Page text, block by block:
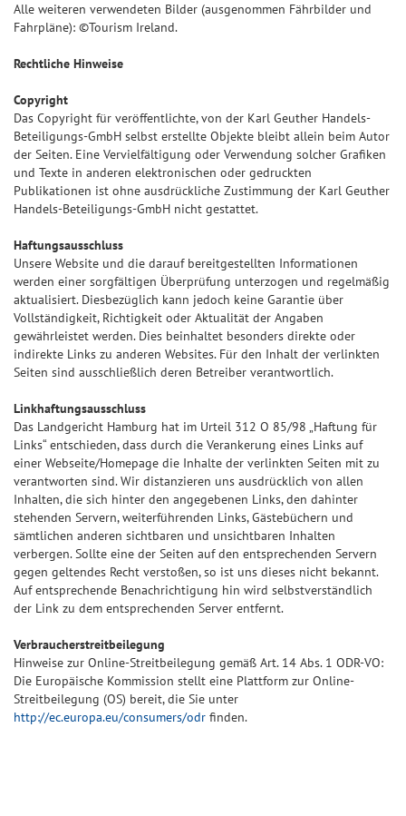
Alle weiteren verwendeten Bilder (ausgenommen Fährbilder und
Fahrpläne): ©Tourism Ireland.
Rechtliche Hinweise
Copyright
Das Copyright für veröffentlichte, von der Karl Geuther Handels-
Beteiligungs-GmbH selbst erstellte Objekte bleibt allein beim Autor
der Seiten. Eine Vervielfältigung oder Verwendung solcher Grafiken
und Texte in anderen elektronischen oder gedruckten
Publikationen ist ohne ausdrückliche Zustimmung der Karl Geuther
Handels-Beteiligungs-GmbH nicht gestattet.
Haftungsausschluss
Unsere Website und die darauf bereitgestellten Informationen
werden einer sorgfältigen Überprüfung unterzogen und regelmäßig
aktualisiert. Diesbezüglich kann jedoch keine Garantie über
Vollständigkeit, Richtigkeit oder Aktualität der Angaben
gewährleistet werden. Dies beinhaltet besonders direkte oder
indirekte Links zu anderen Websites. Für den Inhalt der verlinkten
Seiten sind ausschließlich deren Betreiber verantwortlich.
Linkhaftungsausschluss
Das Landgericht Hamburg hat im Urteil 312 O 85/98 „Haftung für
Links“ entschieden, dass durch die Verankerung eines Links auf
einer Webseite/Homepage die Inhalte der verlinkten Seiten mit zu
verantworten sind. Wir distanzieren uns ausdrücklich von allen
Inhalten, die sich hinter den angegebenen Links, den dahinter
stehenden Servern, weiterführenden Links, Gästebüchern und
sämtlichen anderen sichtbaren und unsichtbaren Inhalten
verbergen. Sollte eine der Seiten auf den entsprechenden Servern
gegen geltendes Recht verstoßen, so ist uns dieses nicht bekannt.
Auf entsprechende Benachrichtigung hin wird selbstverständlich
der Link zu dem entsprechenden Server entfernt.
Verbraucherstreitbeilegung
Hinweise zur Online-Streitbeilegung gemäß Art. 14 Abs. 1 ODR-VO:
Die Europäische Kommission stellt eine Plattform zur Online-
Streitbeilegung (OS) bereit, die Sie unter
http://ec.europa.eu/consumers/odr finden.